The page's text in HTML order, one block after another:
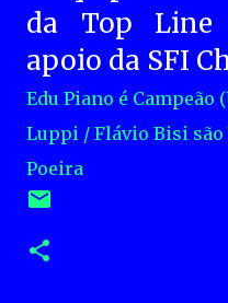
da Top Line
apoio da SFI
Edu Piano é Campeão
Luppi / Flávio Bisi são
Poeira